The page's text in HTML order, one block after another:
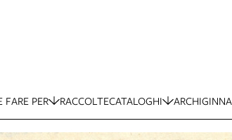
FARE PER RACCOLTECATALOGHI